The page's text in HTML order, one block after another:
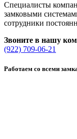
Специалисты
замковыми
сотрудники
Звоните в нашу
(922) 709-06-21
Работаем со всеми